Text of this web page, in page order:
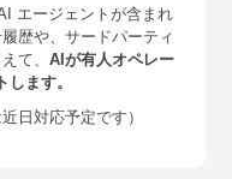
エージェントが含まれ
歴や、サードパーティ
て、 AIが有人オペレー
ます。
日対応予定です）